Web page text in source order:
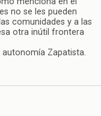
no se les pueden
comunidades y a las
otra inútil frontera
autonomía Zapatista.